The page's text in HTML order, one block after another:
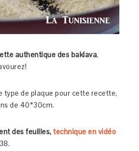
authentique des baklava,
type de plaque pour cette recette,
de 40*30cm.
des feuilles,technique en vidéo